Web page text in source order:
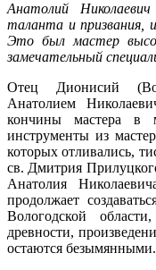
Анатолий
таланта и призвания,
Это был мастер
замечательный
Отец Дионисий
Анатолием
кончины мастера в
инструменты из
которых отливались,
св. Дмитрия
Анатолия
продолжает
Вологодской
древности,
остаются безымянными.